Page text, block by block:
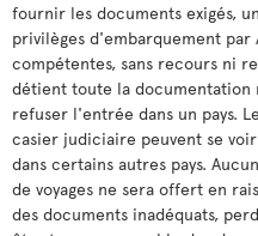
fournir les documents exigés,
privilèges d'embarquement par
compétentes, sans recours ni
détient toute la documentation
refuser l'entrée dans un pays.
casier judiciaire peuvent se
dans certains autres pays.
de voyages ne sera offert en
des documents inadéquats,